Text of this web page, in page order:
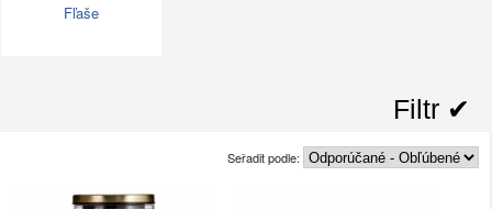
Fľaše
Filtr ✔︎
Seřadit podle: